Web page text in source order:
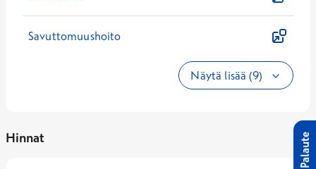
Savuttomuushoito
Näytä lisää (9)
Hinnat Palaute